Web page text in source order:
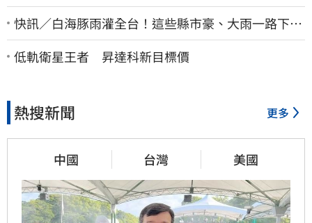
快訊／白海豚雨灌全台！這些縣市豪、大雨一路下到
晚上 3地方大豪雨
低軌衛星王者 昇達科新目標價
熱搜新聞 更多
中國 台灣 美國